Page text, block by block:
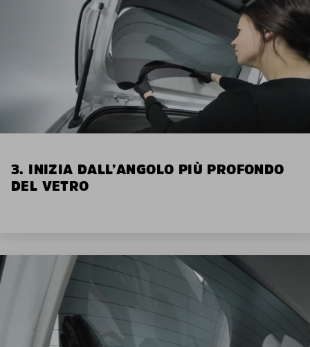
3. INIZIA DALL’ANGOLO PIÙ PROFONDO
DEL VETRO